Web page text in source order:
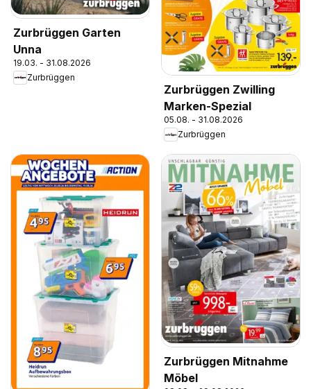
Zurbrüggen Garten
Unna
19.03. - 31.08.2026
Zurbrüggen
Zurbrüggen Zwilling
Marken-Spezial
05.08. - 31.08.2026
Zurbrüggen
Zurbrüggen Mitnahme
Möbel